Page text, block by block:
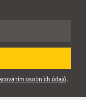
osobních údajů.